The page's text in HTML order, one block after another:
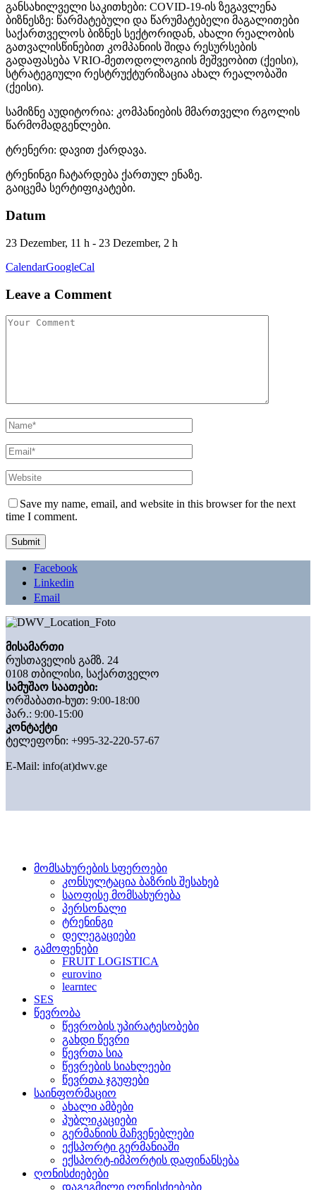
განსახილველი საკითხები: COVID-19-ის ზეგავლენა
ბიზნესზე: წარმატებული და წარუმატებელი მაგალითები
საქართველოს ბიზნეს სექტორიდან, ახალი რეალობის
გათვალისწინებით კომპანიის შიდა რესურსების
გადაფასება VRIO-მეთოდოლოგიის მეშვეობით (ქეისი),
სტრატეგიული რესტრუქტურიზაცია ახალ რეალობაში
(ქეისი).
სამიზნე აუდიტორია: კომპანიების მმართველი რგოლის
წარმომადგენლები.
ტრენერი: დავით ქარდავა.
ტრენინგი ჩატარდება ქართულ ენაზე.
გაიცემა სერტიფიკატები.
Datum
23 Dezember, 11 h - 23 Dezember, 2 h
CalendarGoogleCal
Leave a Comment
Save my name, email, and website in this browser for the next
time I comment.
Facebook
Linkedin
Email
მისამართი
რუსთაველის გამზ. 24
0108 თბილისი, საქართველო
სამუშაო საათები:
ორშაბათი-ხუთ: 9:00-18:00
პარ.: 9:00-15:00
კონტაქტი
ტელეფონი: +995-32-220-57-67
E-Mail: info(at)dwv.ge
მომსახურების სფეროები
კონსულტაცია ბაზრის შესახებ
საოფისე მომსახურება
პერსონალი
ტრენინგი
დელეგაციები
გამოფენები
FRUIT LOGISTICA
eurovino
learntec
SES
წევრობა
წევრობის უპირატესობები
გახდი წევრი
წევრთა სია
წევრების სიახლეები
წევრთა ჯგუფები
საინფორმაციო
ახალი ამბები
პუბლიკაციები
გერმანიის მაჩვენებლები
ექსპორტი გერმანიაში
ექსპორტ-იმპორტის დაფინანსება
ღონისძიებები
დაგეგმილი ღონისძიებები